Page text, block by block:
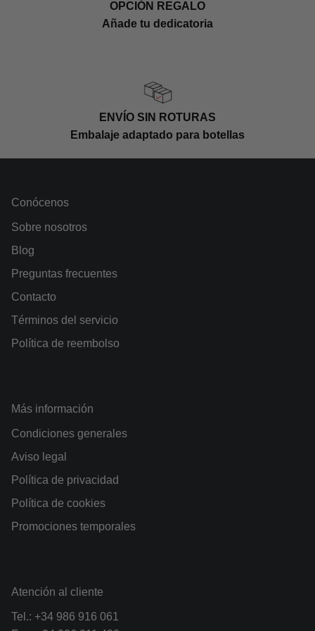
OPCIÓN REGALO
Añade tu dedicatoria
ENVÍO SIN ROTURAS
Embalaje adaptado para botellas
Conócenos
Sobre nosotros
Blog
Preguntas frecuentes
Contacto
Términos del servicio
Política de reembolso
Más información
Condiciones generales
Aviso legal
Política de privacidad
Política de cookies
Promociones temporales
Atención al cliente
Tel.: +34 986 916 061